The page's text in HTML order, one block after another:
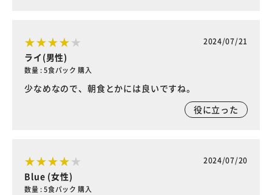
2024/07/21
ライ(男性)
数量 : 5食パック 購入
少なめなので、朝食とかには良いですね。
役に立った
2024/07/20
Blue (女性)
数量 : 5食パック 購入